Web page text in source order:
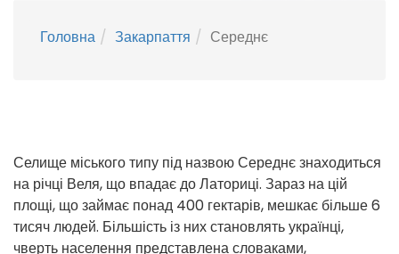
Головна Закарпаття Середнє
Селище міського типу під назвою Середнє знаходиться
на річці Веля, що впадає до Латориці. Зараз на цій
площі, що займає понад 400 гектарів, мешкає більше 6
тисяч людей. Більшість із них становлять українці,
чверть населення представлена словаками,